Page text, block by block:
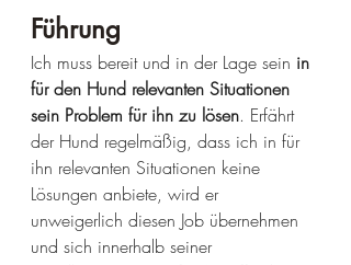
Führung
Ich muss bereit und in der Lage sein in
für den Hund relevanten Situationen
sein Problem für ihn zu lösen. Erfährt
der Hund regelmäßig, dass ich in für
ihn relevanten Situationen keine
Lösungen anbiete, wird er
unweigerlich diesen Job übernehmen
und sich innerhalb seiner